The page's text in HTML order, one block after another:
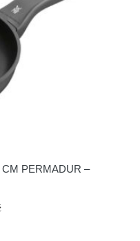
PERMADUR –